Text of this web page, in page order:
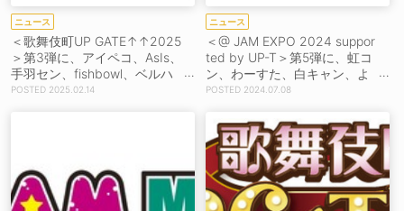
ニュース
＜歌舞伎町UP GATE↑↑2025
＞第3弾に、アイペコ、AsIs、
手羽セン、fishbowl、ベルハ
ー、マジパンら35組
2025.02.14
ニュース
＜@ JAM EXPO 2024 suppor
ted by UP-T＞第5弾に、虹コ
ン、わーすた、白キャン、よ
るあみ、C;ONら20組
2024.07.08